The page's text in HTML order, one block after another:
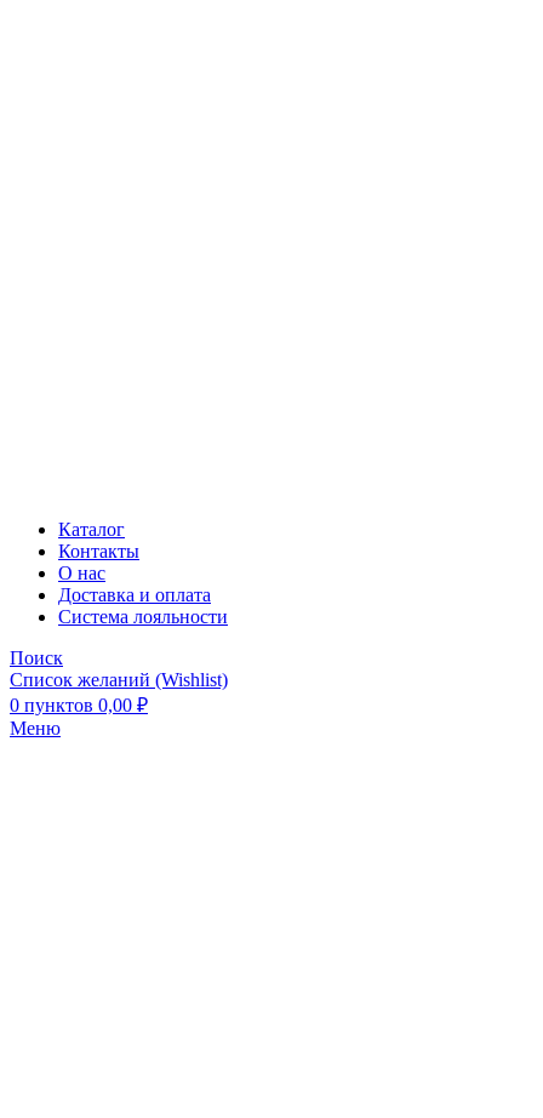
Каталог
Контакты
О нас
Доставка и оплата
Система лояльности
Поиск
Список желаний (Wishlist)
0 пунктов 0,00 ₽
Меню